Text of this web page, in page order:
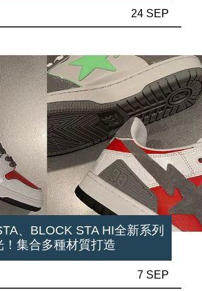
24 SEP
、BLOCK STA HI全新系列
！集合多種材質打造
7 SEP